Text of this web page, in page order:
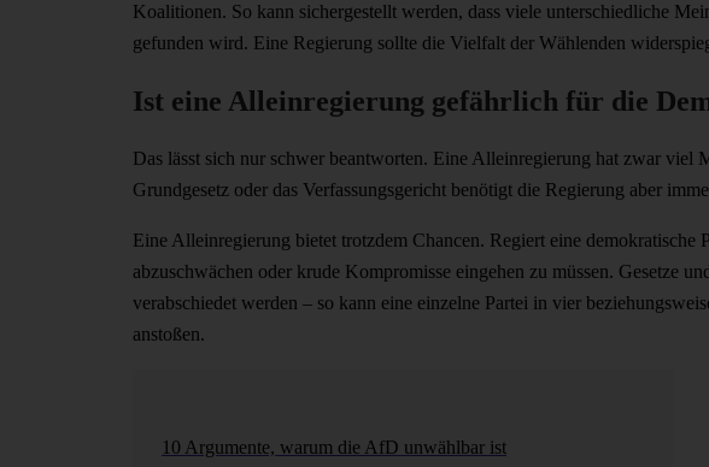
Koalitionen. So kann sichergestellt werden, dass viele unterschiedliche
gefunden wird. Eine Regierung sollte die Vielfalt der Wählenden
Ist eine Alleinregierung gefährlich für die
Das lässt sich nur schwer beantworten. Eine Alleinregierung hat zwar
Grundgesetz oder das Verfassungsgericht benötigt die Regierung aber
Eine Alleinregierung bietet trotzdem Chancen. Regiert eine
abzuschwächen oder krude Kompromisse eingehen zu müssen. Gesetze
verabschiedet werden – so kann eine einzelne Partei in vier
anstoßen.
10 Argumente, warum die AfD unwählbar ist